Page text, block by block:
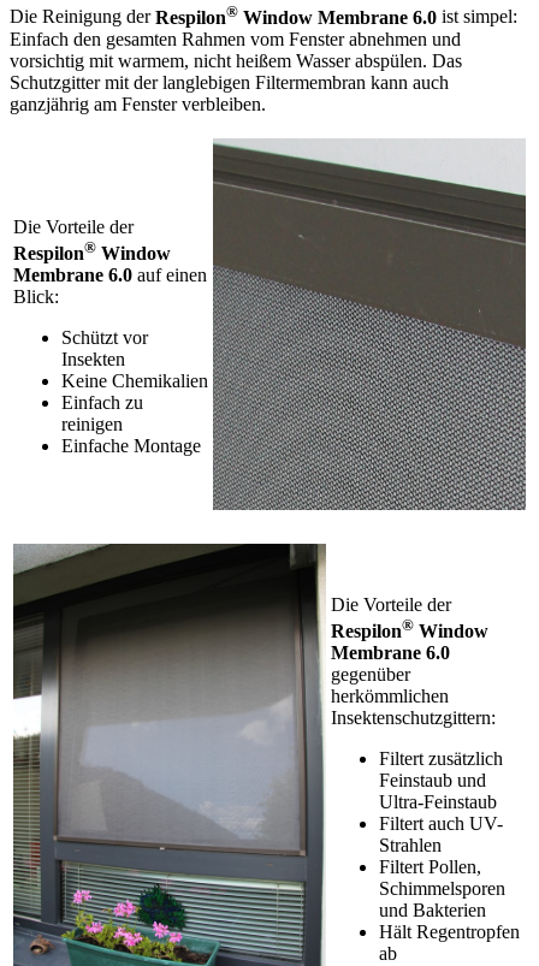
Die Reinigung derRespilon® Window Membrane 6.0 ist simpel:
Einfach den gesamten Rahmen vom Fenster abnehmen und
vorsichtig mit warmem, nicht heißem Wasser abspülen. Das
Schutzgitter mit der langlebigen Filtermembran kann auch
ganzjährig am Fenster verbleiben.
Die Vorteile der
Respilon® Window
Membrane 6.0 auf einen
Blick:
Schützt vor
Insekten
Keine Chemikalien
Einfach zu
reinigen
Einfache Montage
Die Vorteile der
Respilon® Window
Membrane 6.0
gegenüber
herkömmlichen
Insektenschutzgittern:
Filtert zusätzlich
Feinstaub und
Ultra-Feinstaub
Filtert auch UV-
Strahlen
Filtert Pollen,
Schimmelsporen
und Bakterien
Hält Regentropfen
ab